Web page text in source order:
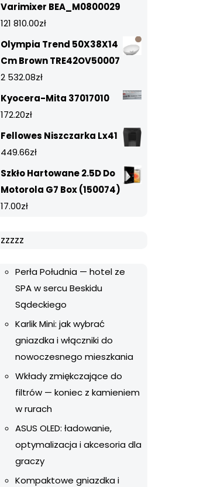
Varimixer BEA_M0800029
121 810.00zł
Olympia Trend 50X38X14
Cm Brown TRE42OV50007
2 532.08zł
Kyocera-Mita 37017010
172.20zł
Fellowes Niszczarka Lx41
449.66zł
Szkło Hartowane 2.5D Do
Motorola G7 Box (150074)
17.00zł
zzzzz
Perła Południa — hotel ze
SPA w sercu Beskidu
Sądeckiego
Karlik Mini: jak wybrać
gniazdka i włączniki do
nowoczesnego mieszkania
Wkłady zmiękczające do
filtrów — koniec z kamieniem
w rurach
ASUS OLED: ładowanie,
optymalizacja i akcesoria dla
graczy
Kompaktowe gniazdka i